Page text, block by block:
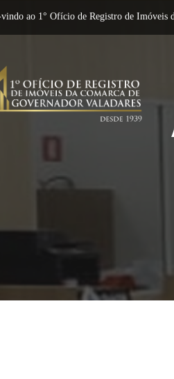
ao 1° Ofício de Registro de Imóveis